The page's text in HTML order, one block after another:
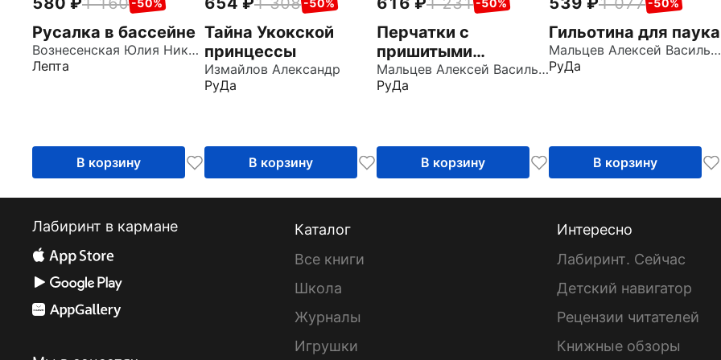
-50%
Русалка в бассейне
Вознесенская Юлия Николаевна
Лепта
В корзину
-50%
Тайна Укокской
принцессы
Измайлов Александр
РуДа
В корзину
-50%
Перчатки с
пришитыми
пальцами
Мальцев Алексей Васильевич
РуДа
В корзину
-50%
Гильотина для паука
Мальцев Алексей Васильевич
РуДа
В корзину
Лабиринт в кармане
Каталог
Все книги
Школа
Журналы
Игрушки
Интересно
Лабиринт. Сейчас
Детский навигатор
Рецензии читателей
Книжные обзоры